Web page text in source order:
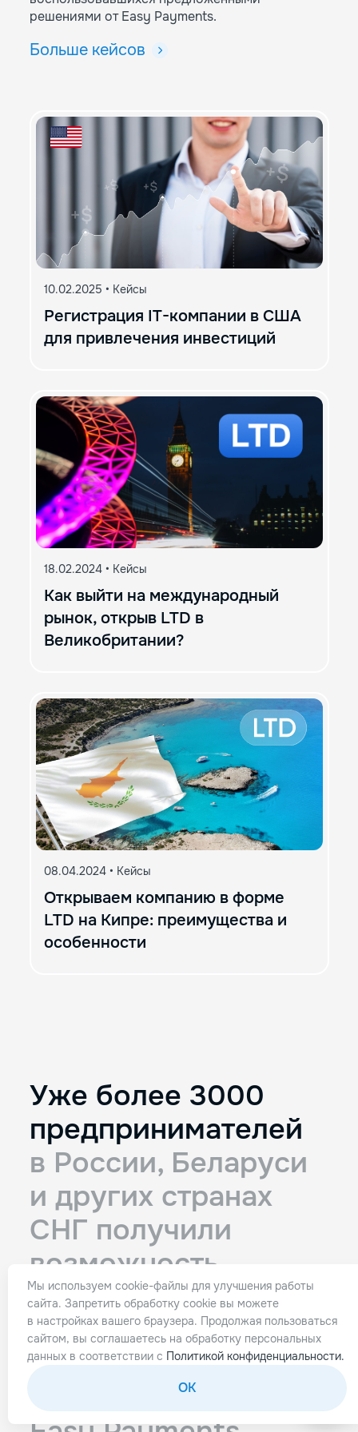
решениями от Easy Payments.
Больше кейсов
10.02.2025 • Кейсы
Регистрация IT-компании в США
для привлечения инвестиций
18.02.2024 • Кейсы
Как выйти на международный
рынок, открыв LTD в
Великобритании?
08.04.2024 • Кейсы
Открываем компанию в форме
LTD на Кипре: преимущества и
особенности
Уже более 3000
предпринимателей
в России, Беларуси
и других странах
СНГ получили
возможность
стабильно
приниматьонлайн-
платежи со всего
мира с помощью
Мы используем cookie-файлы для улучшения работы
сайта. Запретить обработку cookie вы можете
в настройках вашего браузера. Продолжая пользоваться
сайтом, вы соглашаетесь на обработку персональных
данных в соответствии с Политикой конфиденциальности.
OK